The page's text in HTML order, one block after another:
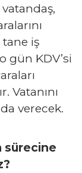
tane iş
gün KDV’si
Vatanını
verecek.
sürecine